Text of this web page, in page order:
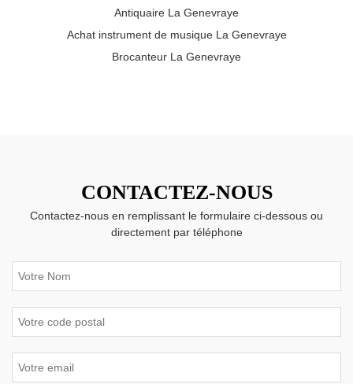
Antiquaire La Genevraye
Achat instrument de musique La Genevraye
Brocanteur La Genevraye
CONTACTEZ-NOUS
Contactez-nous en remplissant le formulaire ci-dessous ou
directement par téléphone